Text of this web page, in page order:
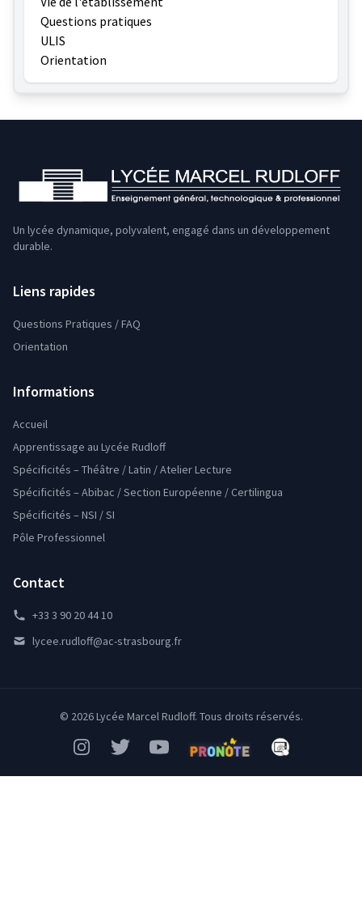
Questions pratiques
ULIS
Orientation
Un lycée dynamique, polyvalent, engagé dans un développement
durable.
Liens rapides
Questions Pratiques / FAQ
Orientation
Informations
Accueil
Apprentissage au Lycée Rudloff
Spécificités – Théâtre / Latin / Atelier Lecture
Spécificités – Abibac / Section Européenne / Certilingua
Spécificités – NSI / SI
Pôle Professionnel
Contact
+33 3 90 20 44 10
lycee.rudloff@ac-strasbourg.fr
© 2026 Lycée Marcel Rudloff. Tous droits réservés.
InstagramTwitterYouTubePronote Mon Bureau